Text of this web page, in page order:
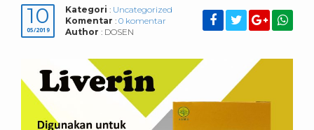
10
05/2019
Kategori : Uncategorized
Komentar : 0 komentar
Author : DOSEN